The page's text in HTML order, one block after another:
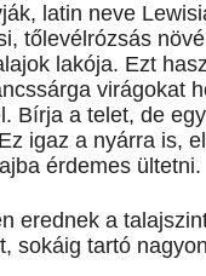
latin neve
tőlevélrózsás
lakója. Ezt
virágokat
Bírja a telet, de
igaz a nyárra is,
érdemes ültetni.
erednek a
sokáig tartó